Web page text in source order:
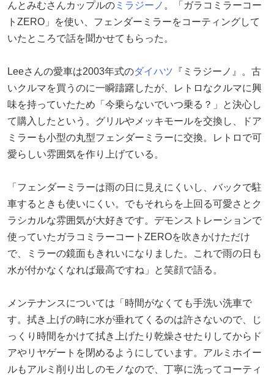
んとみむさんカップルの ミラジーノ 。「ガラコミラーコー
トZERO」を使い、フェンダーミラーをコーティングして
いたところで話を聞かせてもらった。
Leeさんの愛車は2003年式のダイハツ 『ミラジーノ』。古
いクルマを買うのに一瞬躊躇したが、レトロなクルマに興
味を持っていたため「今乗らないでいつ乗る？」と決心し
て購入したという。グリルやメッキモールを交換し、ドア
ミラーも小型の丸型フェンダーミラーに交換。レトロで可
愛らしい雰囲気を作り上げている。
「フェンダーミラーは雨の日に見えにくいし、バックで駐
車するときも使いにくい。でもそれらを上回る可愛さとク
ラシカルな雰囲気が大好きです。デモンストレーションで
使っていたガラコミラーコートZEROを吹きかけただけ
で、ミラーの鏡面もきれいになりました。これで雨の日も
水が付かなくなれば最高ですね」と笑顔で語る。
メンテナンスについては「時間がなくても手洗い洗車で
す。拭き上げの時に水が垂れてくるのは許さないので、じ
っくり時間をかけて拭き上げたり乾燥させたりしてからド
アやリヤゲートを閉めるようにしています。アルミホイー
ルもアルミ削り出しのモノなので、丁寧に洗ってコーティ